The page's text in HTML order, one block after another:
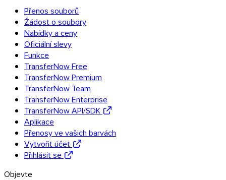
Všechny aplikace
Objevte API
Dokumentace API
Vyzkoušet API
TransferNow API
Automatizujte své přenosy — zkušební verze
zdarma.
Objevte API
Návody a tutoriály
Odeslat všechny typy souborů
Blog
Přenos souborů
Žádost o soubory
Nabídky a ceny
Oficiální slevy
Funkce
TransferNow Free
TransferNow Premium
TransferNow Team
TransferNow Enterprise
TransferNow API/SDK
Aplikace
Přenosy ve vašich barvách
Vytvořit účet
Přihlásit se
Objevte